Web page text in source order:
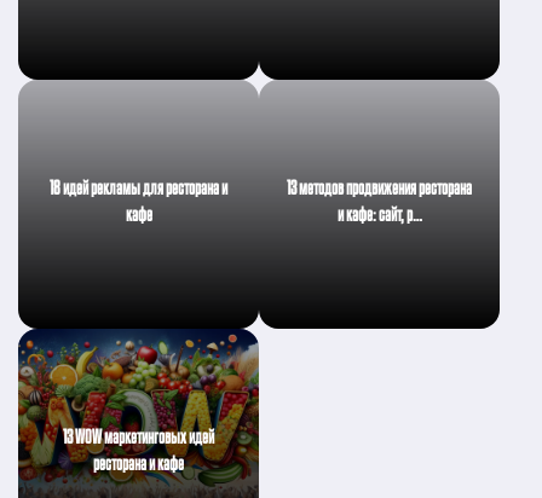
18 идей рекламы для ресторана и
кафе
13 методов продвижения ресторана
и кафе: сайт, р…
13 WOW маркетинговых идей
ресторана и кафе